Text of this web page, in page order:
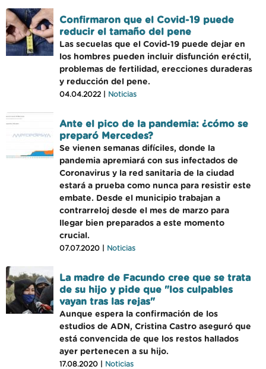
Confirmaron que el Covid-19 puede
reducir el tamaño del pene
Las secuelas que el Covid-19 puede dejar en
los hombres pueden incluir disfunción eréctil,
problemas de fertilidad, erecciones duraderas
y reducción del pene.
04.04.2022 | Noticias
Ante el pico de la pandemia: ¿cómo se
preparó Mercedes?
Se vienen semanas difíciles, donde la
pandemia apremiará con sus infectados de
Coronavirus y la red sanitaria de la ciudad
estará a prueba como nunca para resistir este
embate. Desde el municipio trabajan a
contrarreloj desde el mes de marzo para
llegar bien preparados a este momento
crucial.
07.07.2020 | Noticias
La madre de Facundo cree que se trata
de su hijo y pide que "los culpables
vayan tras las rejas"
Aunque espera la confirmación de los
estudios de ADN, Cristina Castro aseguró que
está convencida de que los restos hallados
ayer pertenecen a su hijo.
17.08.2020 | Noticias